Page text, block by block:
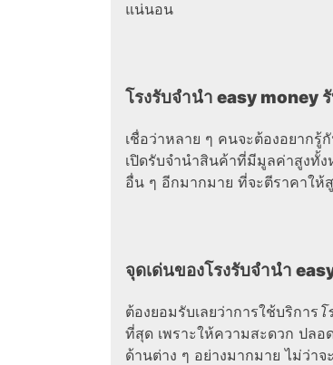
แน่นอน
โรงรับจํานํา easy money
เชื่อว่าหลาย ๆ คนจะต้องอยากรู้
เปิดรับจำนำสินค้าที่มีมูลค่าสูงทั้ง
อื่น ๆ อีกมากมาย ที่จะตีราคาใ
จุดเด่นของโรงรับจํานํา
ต้องยอมรับเลยว่าการใช้บริการ โ
ที่สุด เพราะให้ความสะดวก ปลอ
ด้านต่าง ๆ อย่างมากมาย ไม่ว่าจ